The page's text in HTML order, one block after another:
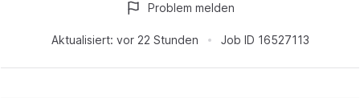
Aktualisiert: vor 22 Stunden Job ID 16527113
Problem melden